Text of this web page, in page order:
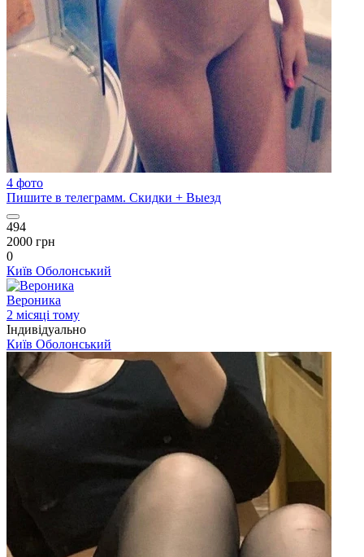
4 фото
Пишите в телеграмм. Скидки + Выезд
494
2000 грн
0
Київ Оболонський
Вероника
2 місяці тому
Індивідуально
Київ Оболонський